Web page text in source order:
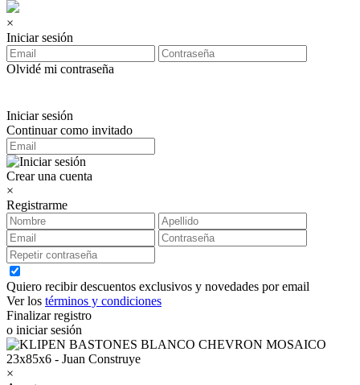
×
Iniciar sesión
Olvidé mi contraseña
Iniciar sesión
Continuar como invitado
Crear una cuenta
×
Registrarme
Quiero recibir descuentos exclusivos y novedades por email
Ver los términos y condiciones
Finalizar registro
o iniciar sesión
×